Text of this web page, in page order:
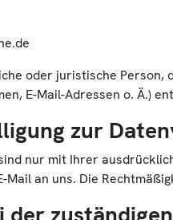
oder juristische Person,
E-Mail-Adressen o. Ä.)
zur
nur mit Ihrer
an uns. Die